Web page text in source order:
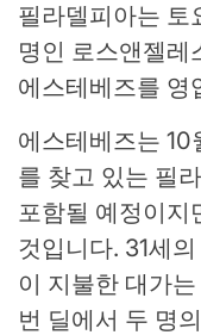
필라델피아는 토
명인 로스앤젤레
에스테베즈를 영
에스테베즈는 10
를 찾고 있는 필
포함될 예정이지
것입니다. 31세
이 지불한 대가
번 딜에서 두 명